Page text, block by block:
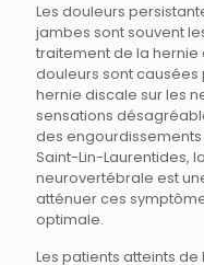
Les douleurs
jambes sont souvent
traitement de la hernie
douleurs sont
hernie discale sur les
sensations
des
Saint-Lin-Laurentides,
neurovertébrale est
atténuer ces
optimale.
Les patients atteints